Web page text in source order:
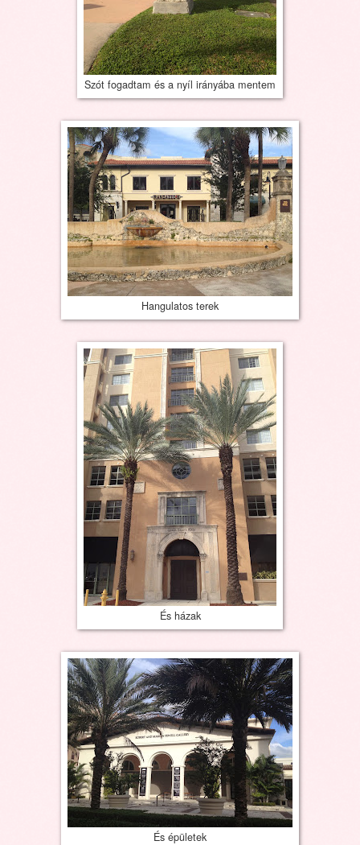
Szót fogadtam és a nyíl irányába mentem
Hangulatos terek
És házak
És épületek